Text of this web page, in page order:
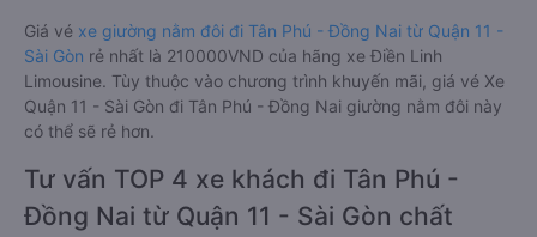
Giá vé xe giường nằm đôi đi Tân Phú - Đồng Nai từ Quận 11 -
Sài Gòn rẻ nhất là 210000VND của hãng xe Điền Linh
Limousine. Tùy thuộc vào chương trình khuyến mãi, giá vé Xe
Quận 11 - Sài Gòn đi Tân Phú - Đồng Nai giường nằm đôi này
có thể sẽ rẻ hơn.
Tư vấn TOP 4 xe khách đi Tân Phú -
Đồng Nai từ Quận 11 - Sài Gòn chất